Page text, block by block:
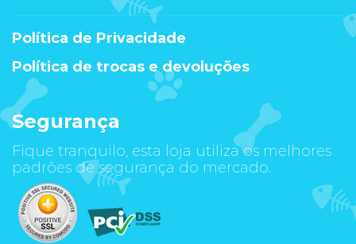
Política de Privacidade
Política de trocas e devoluções
Segurança
Fique tranquilo, esta loja utiliza os melhores
padrões de segurança do mercado.